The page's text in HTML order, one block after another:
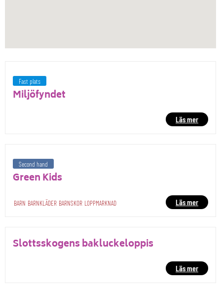
Fast plats
Miljöfyndet
Läs mer
Second hand
Green Kids
BARN BARNKLÄDER BARNSKOR LOPPMARKNAD Läs mer
Slottsskogens bakluckeloppis
Läs mer